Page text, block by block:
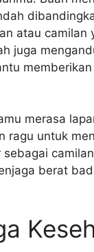
atau camilan
juga
merasa
ragu untuk
sebagai
berat